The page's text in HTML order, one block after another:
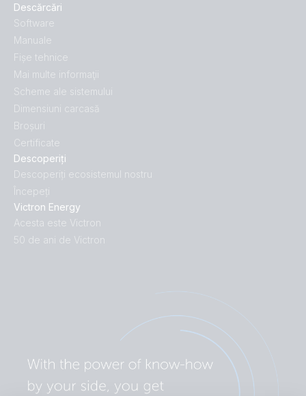
Descoperiți
Descoperiți ecosistemul nostru
Începeți
Victron Energy
Acesta este Victron
50 de ani de Victron
Descărcări
Software
Manuale
Fișe tehnice
Mai multe informaţii
Scheme ale sistemului
Dimensiuni carcasă
Broșuri
Certificate